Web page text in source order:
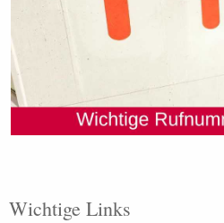
Wichtige Links